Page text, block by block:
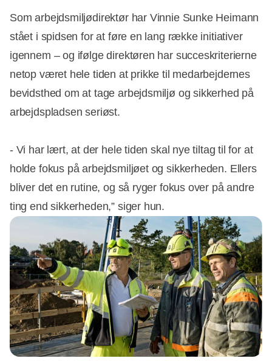
Som arbejdsmiljødirektør har Vinnie Sunke Heimann
stået i spidsen for at føre en lang række initiativer
igennem – og ifølge direktøren har succeskriterierne
netop været hele tiden at prikke til medarbejdernes
bevidsthed om at tage arbejdsmiljø og sikkerhed på
arbejdspladsen seriøst.
- Vi har lært, at der hele tiden skal nye tiltag til for at
holde fokus på arbejdsmiljøet og sikkerheden. Ellers
bliver det en rutine, og så ryger fokus over på andre
ting end sikkerheden,” siger hun.